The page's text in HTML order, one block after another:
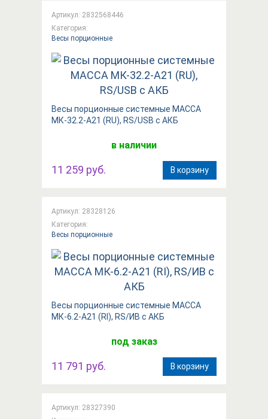
Артикул: 2832568446
Категория:
Весы порционные
Весы порционные системные МАССА
МК-32.2-А21 (RU), RS/USB с АКБ
в наличии
11 259 руб. В корзину
Артикул: 28328126
Категория:
Весы порционные
Весы порционные системные МАССА
МК-6.2-А21 (RI), RS/ИВ с АКБ
под заказ
11 791 руб. В корзину
Артикул: 28327390